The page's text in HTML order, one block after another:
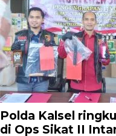
Polda Kalsel
di Ops Sikat II